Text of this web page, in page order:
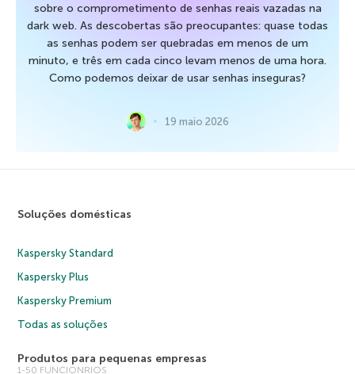
sobre o comprometimento de senhas reais vazadas na
dark web. As descobertas são preocupantes: quase todas
as senhas podem ser quebradas em menos de um
minuto, e três em cada cinco levam menos de uma hora.
Como podemos deixar de usar senhas inseguras?
19 maio 2026
Soluções domésticas
Kaspersky Standard
Kaspersky Plus
Kaspersky Premium
Todas as soluções
Produtos para pequenas empresas
1-50 FUNCIONRIOS